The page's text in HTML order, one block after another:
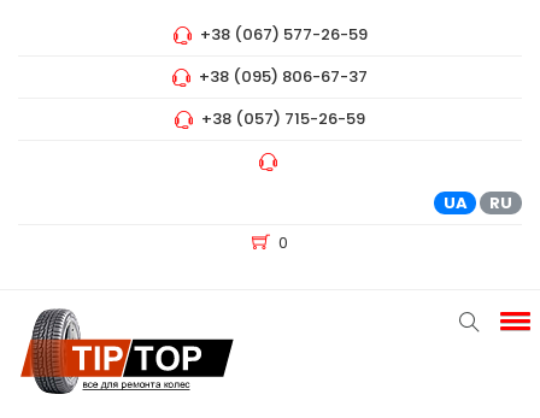
+38 (067) 577-26-59
+38 (095) 806-67-37
+38 (057) 715-26-59
UA
RU
0